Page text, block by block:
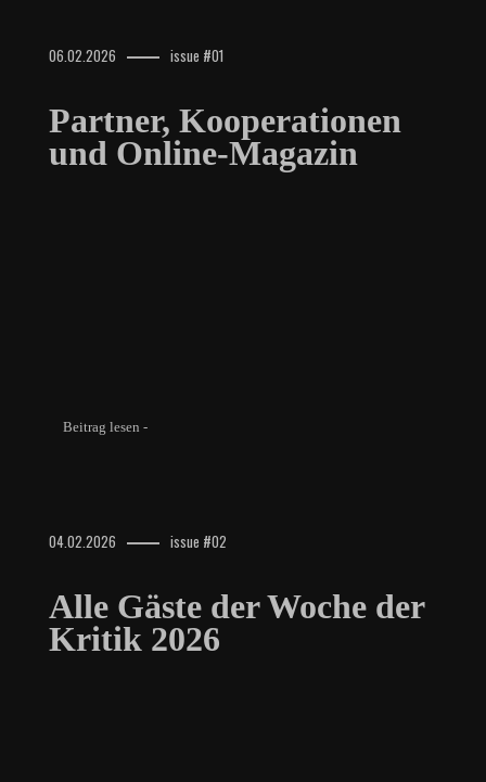
06.02.2026 issue #01
Partner, Kooperationen
und Online-Magazin
Beitrag lesen -
04.02.2026 issue #02
Alle Gäste der Woche der
Kritik 2026